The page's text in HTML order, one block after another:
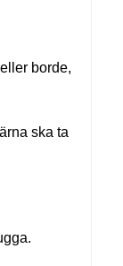
borde,
ska ta